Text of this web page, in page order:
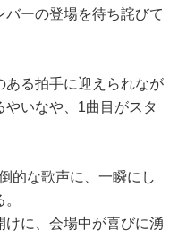
ーの登場を待ち詫びて
ある拍手に迎えられなが
やいなや、1曲目がスタ
的な歌声に、一瞬にし
に、会場中が喜びに湧